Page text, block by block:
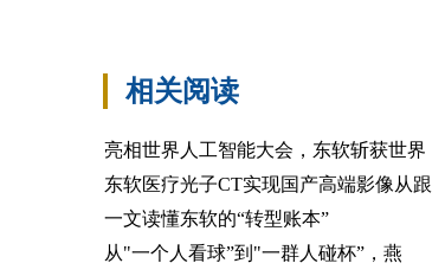
相关阅读
亮相世界人工智能大会，东软斩获世界
东软医疗光子CT实现国产高端影像从跟
一文读懂东软的“转型账本”
从"一个人看球”到"一群人碰杯”，燕